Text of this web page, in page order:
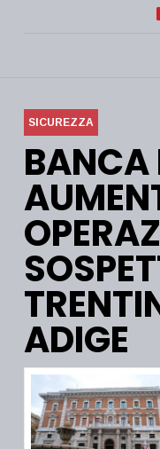
SICUREZZA
BANCA
ADIGE